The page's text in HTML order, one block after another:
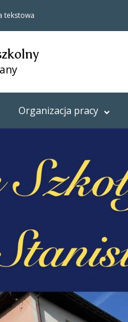
tekstowa
Organizacja pracy